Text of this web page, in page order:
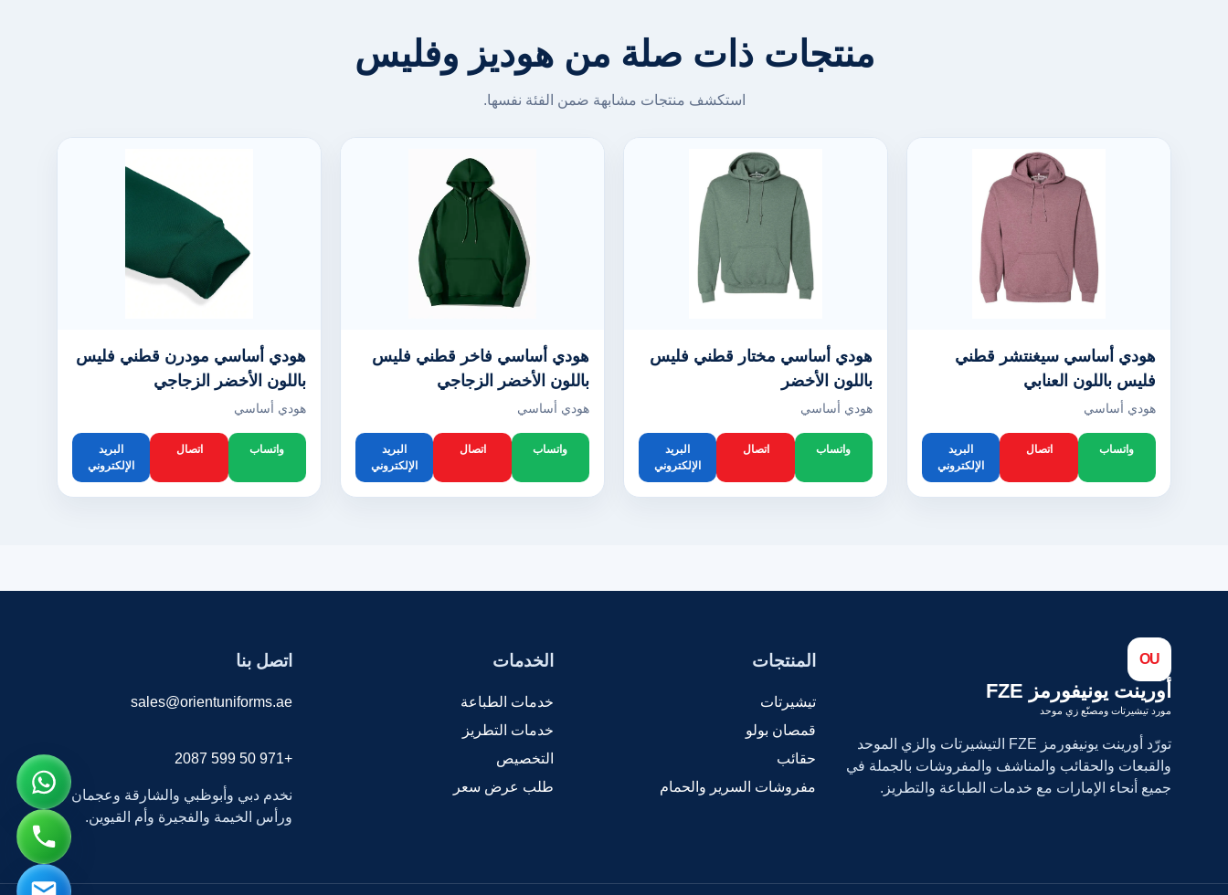
منتجات ذات صلة من هوديز وفليس
استكشف منتجات مشابهة ضمن الفئة نفسها.
هودي أساسي سيغنتشر قطني
فليس باللون العنابي
هودي أساسي
واتساب اتصال
البريد
الإلكتروني
هودي أساسي مختار قطني فليس
باللون الأخضر
هودي أساسي
واتساب اتصال
البريد
الإلكتروني
هودي أساسي فاخر قطني فليس
باللون الأخضر الزجاجي
هودي أساسي
واتساب اتصال
البريد
الإلكتروني
هودي أساسي مودرن قطني فليس
باللون الأخضر الزجاجي
هودي أساسي
واتساب اتصال
البريد
الإلكتروني
OU
أورينت يونيفورمز FZE
مورد تيشيرتات ومصنّع زي موحد
تورّد أورينت يونيفورمز FZE التيشيرتات والزي الموحد
والقبعات والحقائب والمناشف والمفروشات بالجملة في
جميع أنحاء الإمارات مع خدمات الطباعة والتطريز.
المنتجات
تيشيرتات
قمصان بولو
حقائب
مفروشات السرير والحمام
الخدمات
خدمات الطباعة
خدمات التطريز
التخصيص
طلب عرض سعر
اتصل بنا
sales@orientuniforms.ae
+971 50 599 2087
نخدم دبي وأبوظبي والشارقة وعجمان
ورأس الخيمة والفجيرة وأم القيوين.